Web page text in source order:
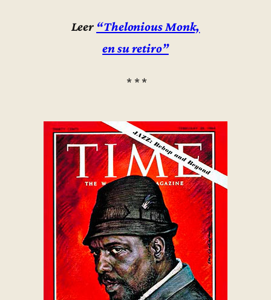
Leer “Thelonious Monk,
en su retiro”
* * *